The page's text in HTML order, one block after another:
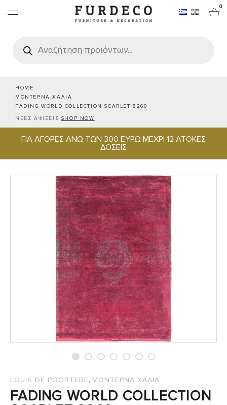
0
search
HOME
ΜΟΝΤΕΡΝΑ ΧΑΛΙΑ
FADING WORLD COLLECTION SCARLET 8260
ΝΕΕΣ ΑΦΙΞΕΙΣ SHOP NOW
ΓΙΑ ΑΓΟΡΕΣ ΑΝΩ ΤΩΝ 300 ΕΥΡΩ ΜΕΧΡΙ 12 ΑΤΟΚΕΣ
ΔΟΣΕΙΣ
ΕΠΙΠΛΑ
ΧΑΛΙΑ
ΕΙΔΗ ΣΕΡΒΙΡΙΣΜΑΤΟΣ & ΦΙΛΟΞΕΝΙΑΣ
PROJECTS
LOUIS DE POORTERE, ΜΟΝΤΕΡΝΑ ΧΑΛΙΑ
FADING WORLD COLLECTION